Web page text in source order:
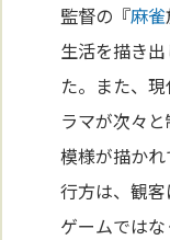
監督の『麻雀
生活を描き
た。また、
ラマが次々
模様が描か
行方は、観
ゲームでは